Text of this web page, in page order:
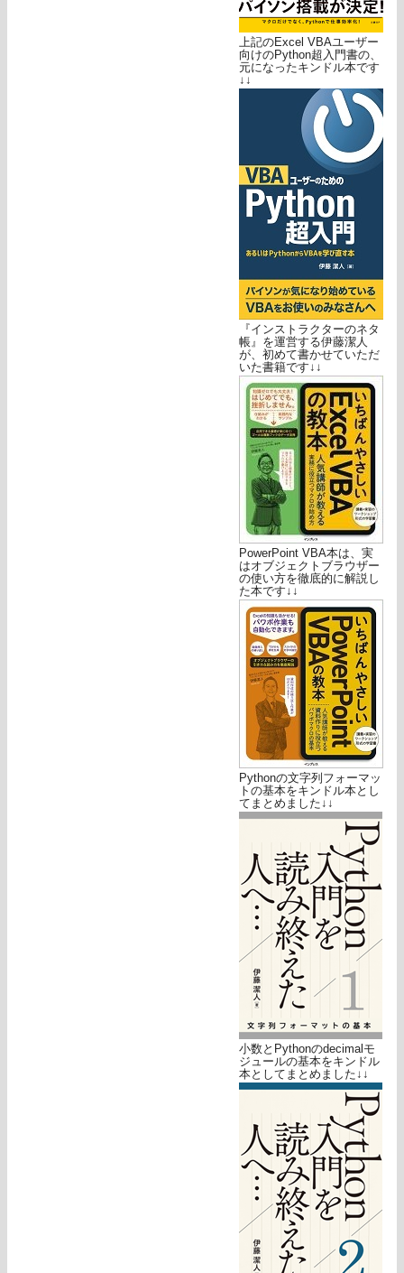
上記のExcel VBAユーザー
向けのPython超入門書の、
元になったキンドル本です
↓↓
『インストラクターのネタ
帳』を運営する伊藤潔人
が、初めて書かせていただ
いた書籍です↓↓
PowerPoint VBA本は、実
はオブジェクトブラウザー
の使い方を徹底的に解説し
た本です↓↓
Pythonの文字列フォーマッ
トの基本をキンドル本とし
てまとめました↓↓
小数とPythonのdecimalモ
ジュールの基本をキンドル
本としてまとめました↓↓